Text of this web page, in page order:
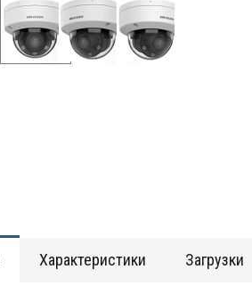
Характеристики Загрузки